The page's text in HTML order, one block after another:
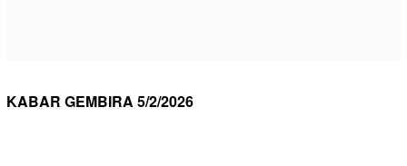
KABAR GEMBIRA 5/2/2026